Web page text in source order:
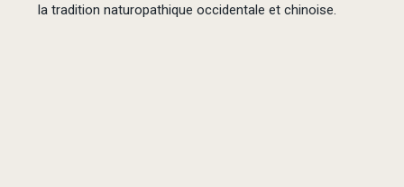
la tradition naturopathique occidentale et chinoise.